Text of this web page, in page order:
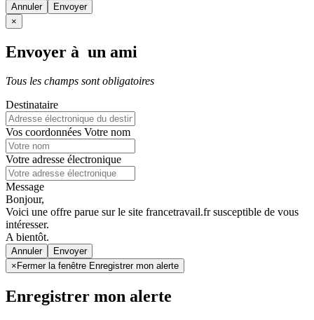
Annuler
×
Envoyer à un ami
Tous les champs sont obligatoires
Destinataire
Vos coordonnées Votre nom
Votre adresse électronique
Message
Bonjour,
Voici une offre parue sur le site francetravail.fr susceptible de vous
intéresser.
A bientôt.
Annuler
× Fermer la fenêtre Enregistrer mon alerte
Enregistrer mon alerte